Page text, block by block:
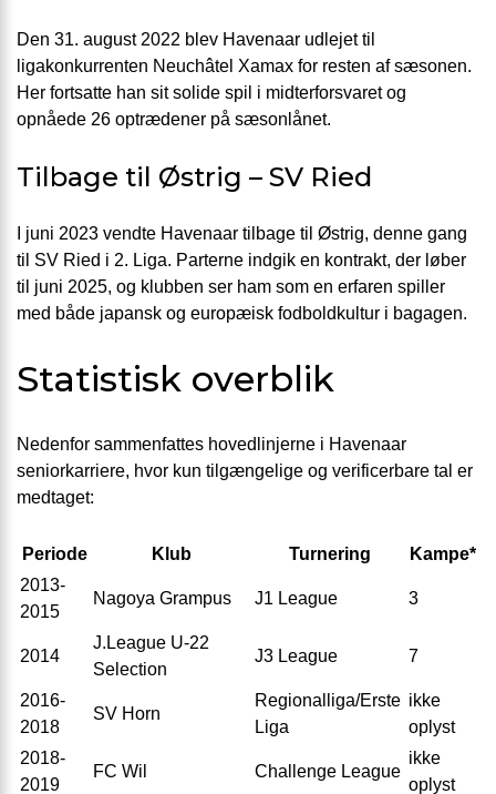
Den 31. august 2022 blev Havenaar udlejet til
ligakonkurrenten Neuchâtel Xamax for resten af sæsonen.
Her fortsatte han sit solide spil i midterforsvaret og
opnåede 26 optrædener på sæsonlånet.
Tilbage til Østrig – SV Ried
I juni 2023 vendte Havenaar tilbage til Østrig, denne gang
til SV Ried i 2. Liga. Parterne indgik en kontrakt, der løber
til juni 2025, og klubben ser ham som en erfaren spiller
med både japansk og europæisk fodboldkultur i bagagen.
Statistisk overblik
Nedenfor sammenfattes hovedlinjerne i Havenaar
seniorkarriere, hvor kun tilgængelige og verificerbare tal er
medtaget:
Periode Klub Turnering
Kampe*
2013-
2015
Nagoya Grampus J1 League 3
2014
J.League U-22
Selection
J3 League 7
2016-
2018
SV Horn
Regionalliga/Erste
Liga
ikke
oplyst
2018-
2019
FC Wil Challenge League
ikke
oplyst